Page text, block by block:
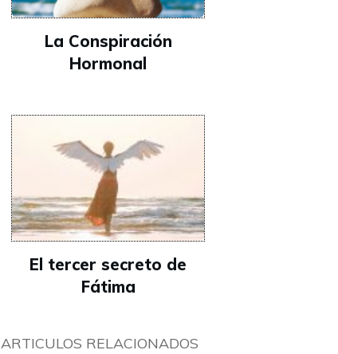
La Conspiración
Hormonal
El tercer secreto de
Fátima
ARTICULOS RELACIONADOS